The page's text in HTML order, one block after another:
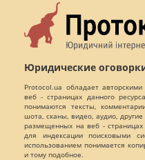
Юридические
Protocol.ua обладает
веб - страницах данного
понимаются тексты,
шота, сканы, видео, аудио,
размещенных на веб - страницах
для индексации поисковыми
использованием понимается
и тому подобное.